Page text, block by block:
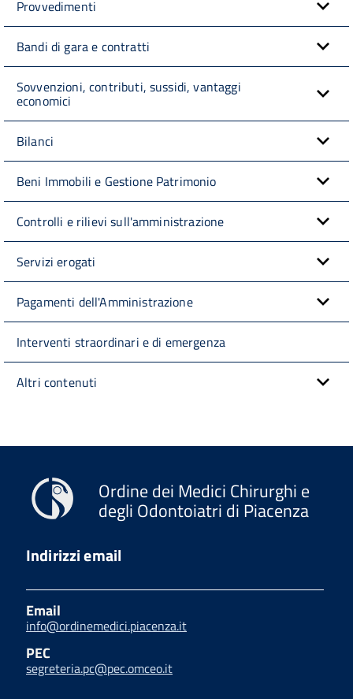
Provvedimenti
Bandi di gara e contratti
Sovvenzioni, contributi, sussidi, vantaggi
economici
Bilanci
Beni Immobili e Gestione Patrimonio
Controlli e rilievi sull'amministrazione
Servizi erogati
Pagamenti dell'Amministrazione
Interventi straordinari e di emergenza
Altri contenuti
Ordine dei Medici Chirurghi e
degli Odontoiatri di Piacenza
Indirizzi email
Email
info@ordinemedici.piacenza.it
PEC
segreteria.pc@pec.omceo.it